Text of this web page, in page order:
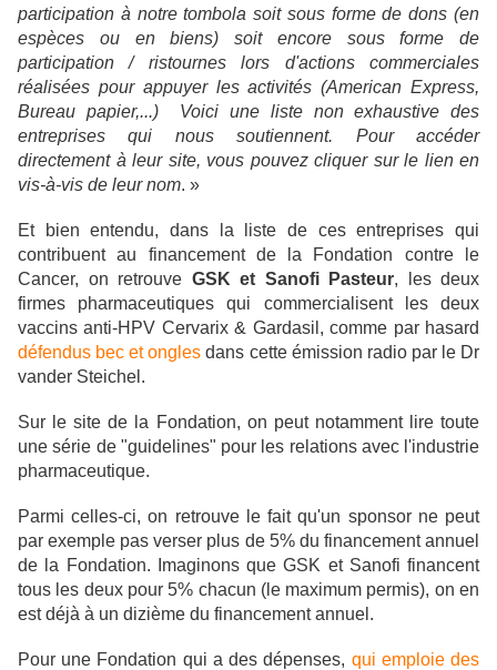
participation à notre tombola soit sous forme de dons (en
espèces ou en biens) soit encore sous forme de
participation / ristournes lors d'actions commerciales
réalisées pour appuyer les activités (American Express,
Bureau papier,...) Voici une liste non exhaustive des
entreprises qui nous soutiennent. Pour accéder
directement à leur site, vous pouvez cliquer sur le lien en
vis-à-vis de leur nom. »
Et bien entendu, dans la liste de ces entreprises qui
contribuent au financement de la Fondation contre le
Cancer, on retrouve GSK et Sanofi Pasteur, les deux
firmes pharmaceutiques qui commercialisent les deux
vaccins anti-HPV Cervarix & Gardasil, comme par hasard
défendus bec et ongles dans cette émission radio par le Dr
vander Steichel.
Sur le site de la Fondation, on peut notamment lire toute
une série de "guidelines" pour les relations avec l'industrie
pharmaceutique.
Parmi celles-ci, on retrouve le fait qu'un sponsor ne peut
par exemple pas verser plus de 5% du financement annuel
de la Fondation. Imaginons que GSK et Sanofi financent
tous les deux pour 5% chacun (le maximum permis), on en
est déjà à un dizième du financement annuel.
Pour une Fondation qui a des dépenses, qui emploie des